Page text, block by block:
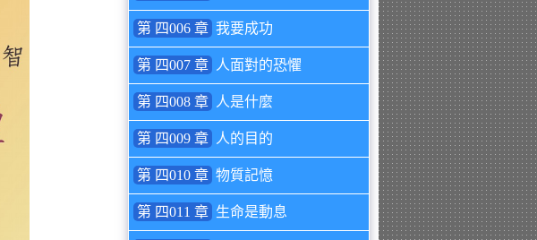
第 四006 章 我要成功
第 四007 章 人面對的恐懼
第 四008 章 人是什麼
第 四009 章 人的目的
第 四010 章 物質記憶
第 四011 章 生命是動息